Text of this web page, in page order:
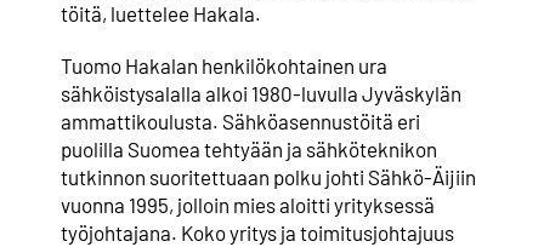
töitä, luettelee Hakala.
Tuomo Hakalan henkilökohtainen ura
sähköistysalalla alkoi 1980-luvulla Jyväskylän
ammattikoulusta. Sähköasennustöitä eri
puolilla Suomea tehtyään ja sähköteknikon
tutkinnon suoritettuaan polku johti Sähkö-Äijiin
vuonna 1995, jolloin mies aloitti yrityksessä
työjohtajana. Koko yritys ja toimitusjohtajuus